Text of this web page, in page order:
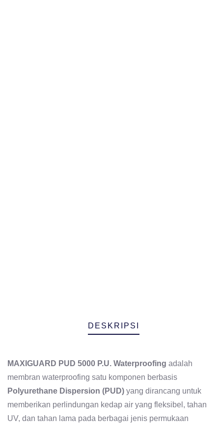
DESKRIPSI
MAXIGUARD PUD 5000 P.U. Waterproofing adalah
membran waterproofing satu komponen berbasis
Polyurethane Dispersion (PUD) yang dirancang untuk
memberikan perlindungan kedap air yang fleksibel, tahan
UV, dan tahan lama pada berbagai jenis permukaan